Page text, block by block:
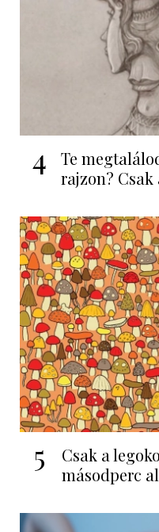
4
Te
rajzon? Csak
5
Csak a
másodperc